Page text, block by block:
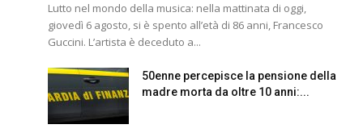
Lutto nel mondo della musica: nella mattinata di oggi,
giovedì 6 agosto, si è spento all’età di 86 anni, Francesco
Guccini. L’artista è deceduto a...
50enne percepisce la pensione della
madre morta da oltre 10 anni:...